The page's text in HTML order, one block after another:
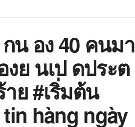
น อง 40 คนมา
ย นเป ดประต
ย #เริ่มต้น
hàng ngày